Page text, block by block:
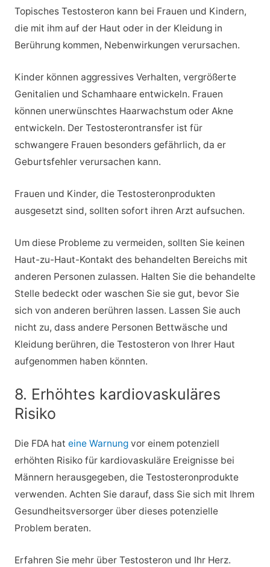
Topisches Testosteron kann bei Frauen und Kindern,
die mit ihm auf der Haut oder in der Kleidung in
Berührung kommen, Nebenwirkungen verursachen.
Kinder können aggressives Verhalten, vergrößerte
Genitalien und Schamhaare entwickeln. Frauen
können unerwünschtes Haarwachstum oder Akne
entwickeln. Der Testosterontransfer ist für
schwangere Frauen besonders gefährlich, da er
Geburtsfehler verursachen kann.
Frauen und Kinder, die Testosteronprodukten
ausgesetzt sind, sollten sofort ihren Arzt aufsuchen.
Um diese Probleme zu vermeiden, sollten Sie keinen
Haut-zu-Haut-Kontakt des behandelten Bereichs mit
anderen Personen zulassen. Halten Sie die behandelte
Stelle bedeckt oder waschen Sie sie gut, bevor Sie
sich von anderen berühren lassen. Lassen Sie auch
nicht zu, dass andere Personen Bettwäsche und
Kleidung berühren, die Testosteron von Ihrer Haut
aufgenommen haben könnten.
8. Erhöhtes kardiovaskuläres
Risiko
Die FDA hat eine Warnungvor einem potenziell
erhöhten Risiko für kardiovaskuläre Ereignisse bei
Männern herausgegeben, die Testosteronprodukte
verwenden. Achten Sie darauf, dass Sie sich mit Ihrem
Gesundheitsversorger über dieses potenzielle
Problem beraten.
Erfahren Sie mehr über Testosteron und Ihr Herz.